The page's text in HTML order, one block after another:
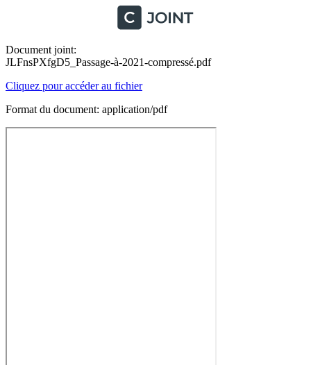
Document joint:
JLFnsPXfgD5_Passage-à-2021-compressé.pdf
Cliquez pour accéder au fichier
Format du document: application/pdf